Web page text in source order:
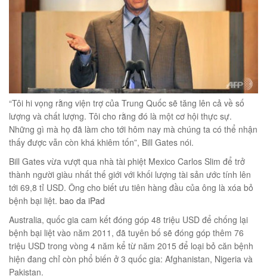
Jeep giá rẻ 04
GIỎ
hàn quốc cao cấp
₫
GIỎ
“Tôi hi vọng rằng viện trợ của Trung Quốc sẽ tăng lên cả về số
lượng và chất lượng. Tôi cho rằng đó là một cơ hội thực sự.
Những gì mà họ đã làm cho tới hôm nay mà chúng ta có thể nhận
thấy được vẫn còn khá khiêm tốn”, Bill Gates nói.
Bill Gates vừa vượt qua nhà tài phiệt Mexico Carlos Slim để trở
thành người giàu nhất thế giới với khối lượng tài sản ước tính lên
tới 69,8 tỉ USD. Ông cho biết ưu tiên hàng đầu của ông là xóa bỏ
bệnh bại liệt. bao da iPad
Australia, quốc gia cam kết đóng góp 48 triệu USD để chống lại
bệnh bại liệt vào năm 2011, đã tuyên bố sẽ đóng góp thêm 76
triệu USD trong vòng 4 năm kể từ năm 2015 để loại bỏ căn bệnh
hiện đang chỉ còn phổ biến ở 3 quốc gia: Afghanistan, Nigeria và
Pakistan.